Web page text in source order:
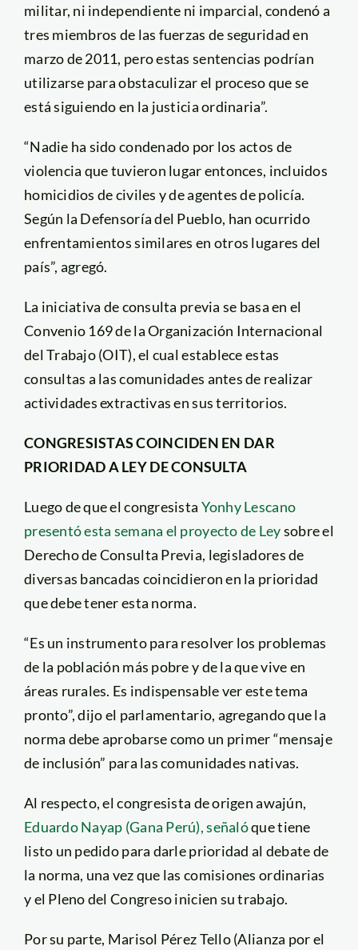
militar, ni independiente ni imparcial, condenó a
tres miembros de las fuerzas de seguridad en
marzo de 2011, pero estas sentencias podrían
utilizarse para obstaculizar el proceso que se
está siguiendo en la justicia ordinaria”.
“Nadie ha sido condenado por los actos de
violencia que tuvieron lugar entonces, incluidos
homicidios de civiles y de agentes de policía.
Según la Defensoría del Pueblo, han ocurrido
enfrentamientos similares en otros lugares del
país”, agregó.
La iniciativa de consulta previa se basa en el
Convenio 169 de la Organización Internacional
del Trabajo (OIT), el cual establece estas
consultas a las comunidades antes de realizar
actividades extractivas en sus territorios.
CONGRESISTAS COINCIDEN EN DAR
PRIORIDAD A LEY DE CONSULTA
Luego de que el congresista Yonhy Lescano
presentó esta semana el proyecto de Leysobre el
Derecho de Consulta Previa, legisladores de
diversas bancadas coincidieron en la prioridad
que debe tener esta norma.
“Es un instrumento para resolver los problemas
de la población más pobre y de la que vive en
áreas rurales. Es indispensable ver este tema
pronto”, dijo el parlamentario, agregando que la
norma debe aprobarse como un primer “mensaje
de inclusión” para las comunidades nativas.
Al respecto, el congresista de origen awajún,
Eduardo Nayap (Gana Perú), señalóque tiene
listo un pedido para darle prioridad al debate de
la norma, una vez que las comisiones ordinarias
y el Pleno del Congreso inicien su trabajo.
Por su parte, Marisol Pérez Tello (Alianza por el